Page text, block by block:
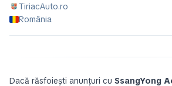
TiriacAuto.ro
România
Dacă răsfoiești anunțuri cu SsangYong